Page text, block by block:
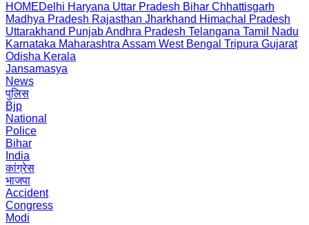
HOMEDelhi Haryana Uttar Pradesh Bihar Chhattisgarh
Madhya Pradesh Rajasthan Jharkhand Himachal Pradesh
Uttarakhand PunjabAndhra Pradesh Telangana Tamil Nadu
Karnataka Maharashtra Assam West Bengal Tripura Gujarat
Odisha Kerala
Jansamasya
News
पुलिस
Bjp
National
Police
Bihar
India
कांग्रेस
भाजपा
Accident
Congress
Modi